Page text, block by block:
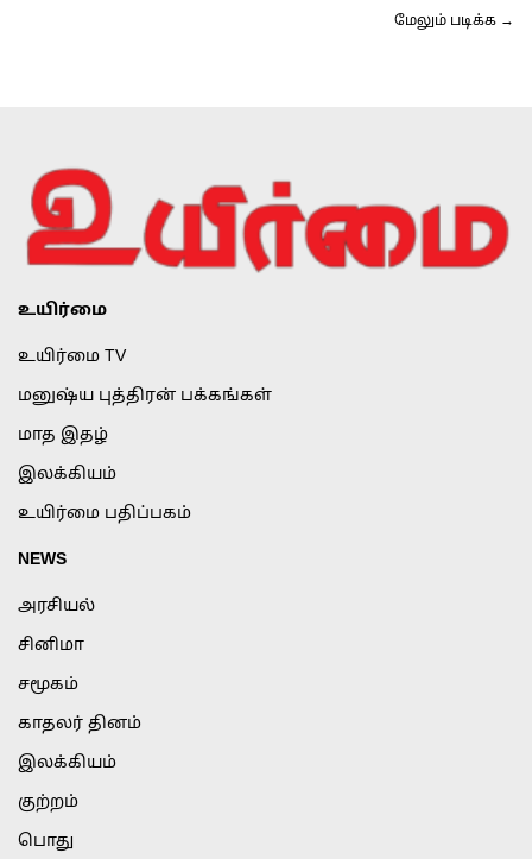
மேலும் படிக்க →
உயிர்மை
உயிர்மை TV
மனுஷ்ய புத்திரன் பக்கங்கள்
மாத இதழ்
இலக்கியம்
உயிர்மை பதிப்பகம்
NEWS
அரசியல்
சினிமா
சமூகம்
காதலர் தினம்
இலக்கியம்
குற்றம்
பொது